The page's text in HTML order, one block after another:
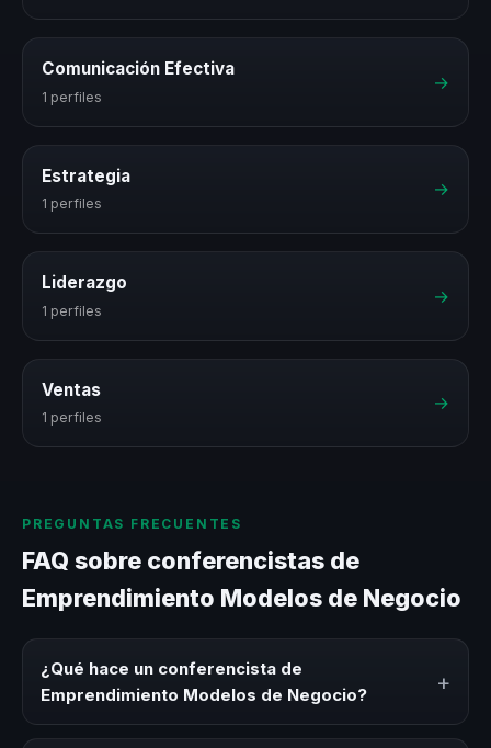
Comunicación Efectiva
1 perfiles
→
Estrategia
1 perfiles
→
Liderazgo
1 perfiles
→
Ventas
1 perfiles
→
PREGUNTAS FRECUENTES
FAQ sobre conferencistas de
Emprendimiento Modelos de Negocio
¿Qué hace un conferencista de
Emprendimiento Modelos de Negocio?
+